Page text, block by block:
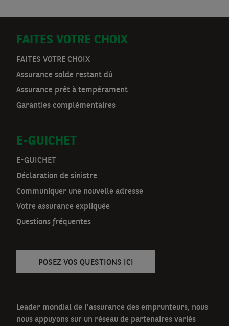
D
o
o
r
a
t
n
a
v
FAITES VOTRE CHOIX
FAITES VOTRE CHOIX
Assurance solde restant dû
Assurance prêt à tempérament
Garanties complémentaires
E-GUICHET
E-GUICHET
Déclaration de sinistre
Communiquer une nouvelle adresse
Votre assurance expliquée
Questions fréquentes
POSEZ VOS QUESTIONS ICI
Leader mondial de I'assurance des emprunteurs, nous
nous appuyons sur un réseau de partenaires variés